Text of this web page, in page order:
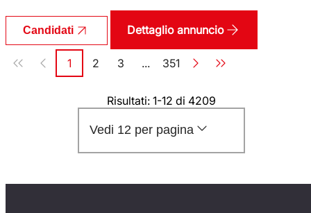
Candidati Dettaglio annuncio
Paginazione
Pagina
1 Pagina
2 Pagina
3 ... Pagina
351
Risultati: 1-12 di 4209
Vedi 12 per pagina